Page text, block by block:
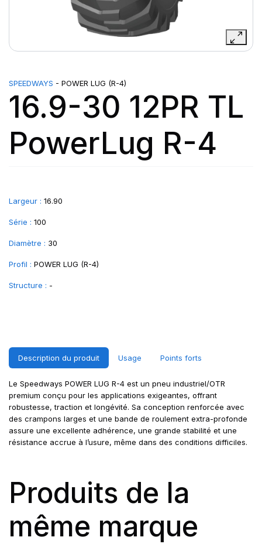
SPEEDWAYS - POWER LUG (R-4)
16.9-30 12PR TL
PowerLug R-4
Largeur : 16.90
Série : 100
Diamètre : 30
Profil : POWER LUG (R-4)
Structure : -
Description du produit Usage Points forts
Le Speedways POWER LUG R-4 est un pneu industriel/OTR
premium conçu pour les applications exigeantes, offrant
robustesse, traction et longévité. Sa conception renforcée avec
des crampons larges et une bande de roulement extra-profonde
assure une excellente adhérence, une grande stabilité et une
résistance accrue à l’usure, même dans des conditions difficiles.
Produits de la
même marque